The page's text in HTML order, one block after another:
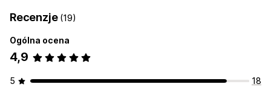
Recenzje (19)
Ogólna ocena
4,9
5
18